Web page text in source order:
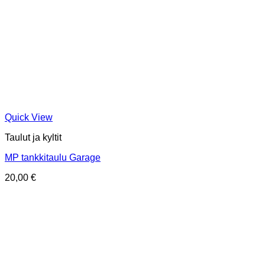
Quick View
Taulut ja kyltit
MP tankkitaulu Garage
20,00 €